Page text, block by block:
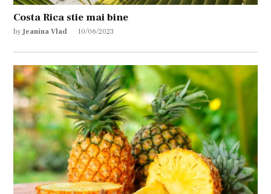
Costa Rica stie mai bine
by Jeanina Vlad 10/06/2023